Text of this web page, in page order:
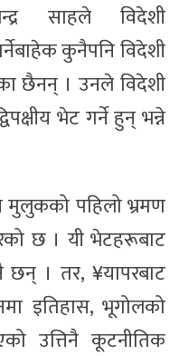
साहले विदेशी
कुनैपनि विदेशी
छैनन् । उनले विदेशी
भेट गर्ने हुन् भन्ने
मुलुकको पहिलो भ्रमण
छ । यी भेटहरूबाट
छन् । तर, ¥यापरबाट
इतिहास, भूगोलको
उत्तिनै कूटनीतिक